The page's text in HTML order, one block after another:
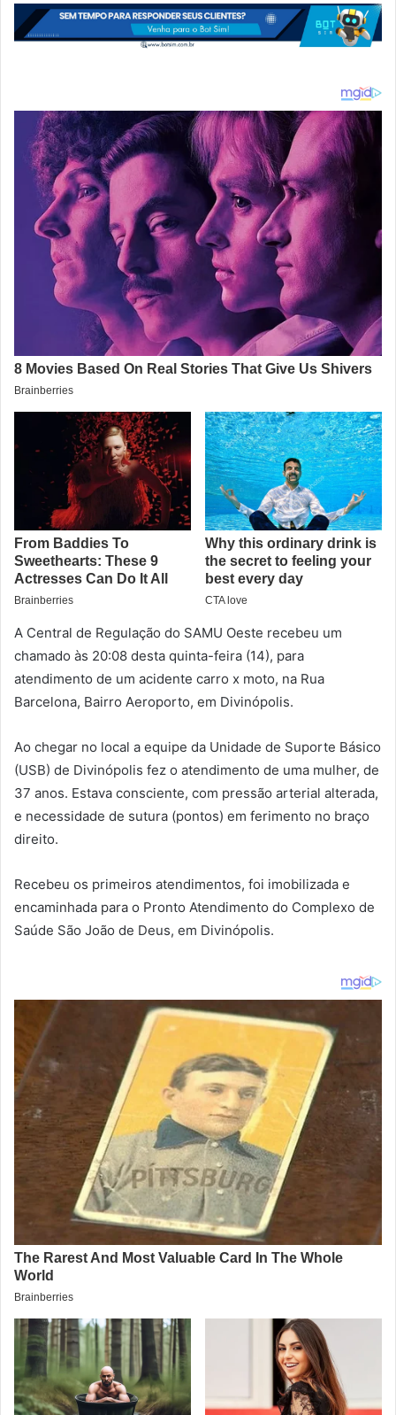
mail
A Central de Regulação do SAMU Oeste recebeu um
chamado às 20:08 desta quinta-feira (14), para
atendimento de um acidente carro x moto, na Rua
Barcelona, Bairro Aeroporto, em Divinópolis.
Ao chegar no local a equipe da Unidade de Suporte Básico
(USB) de Divinópolis fez o atendimento de uma mulher, de
37 anos. Estava consciente, com pressão arterial alterada,
e necessidade de sutura (pontos) em ferimento no braço
direito.
Recebeu os primeiros atendimentos, foi imobilizada e
encaminhada para o Pronto Atendimento do Complexo de
Saúde São João de Deus, em Divinópolis.